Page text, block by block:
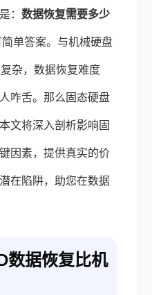
： 数据恢复需要多少
单答案。与机械硬盘
杂，数据恢复难度
咋舌。那么固态硬盘
文将深入剖析影响固
因素，提供真实的价
在陷阱，助您在数据
数据恢复比机